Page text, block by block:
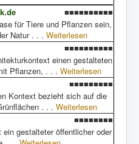
■■■■■■■■■■
für Tiere und Pflanzen sein,
Natur . . . Weiterlesen
■■■■■■■■■■
einen gestalteten
Pflanzen, . . . Weiterlesen
■■■■■■■■■
Kontext bezieht sich auf die
. . . Weiterlesen
■■■■■■■■
gestalteter öffentlicher oder